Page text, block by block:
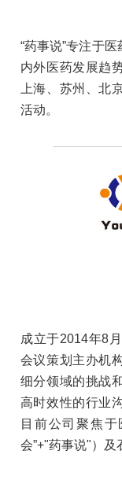
“药事说”专注于
内外医药发展趋
上海、苏州、北
活动。
成立于2014年8
会议策划主办机
细分领域的挑战
高时效性的行业
目前公司聚焦
会”+"药事说"）及